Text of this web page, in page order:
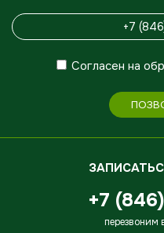
Согласен на
+7
перезвоним